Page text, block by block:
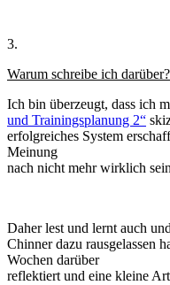
3.
Warum schreibe ich darüber?
Ich bin überzeugt, dass ich
und Trainingsplanung 2“
erfolgreiches System
Meinung
nach nicht mehr wirklich
Daher lest und lernt auch
Chinner dazu rausgelassen
Wochen darüber
reflektiert und eine kleine